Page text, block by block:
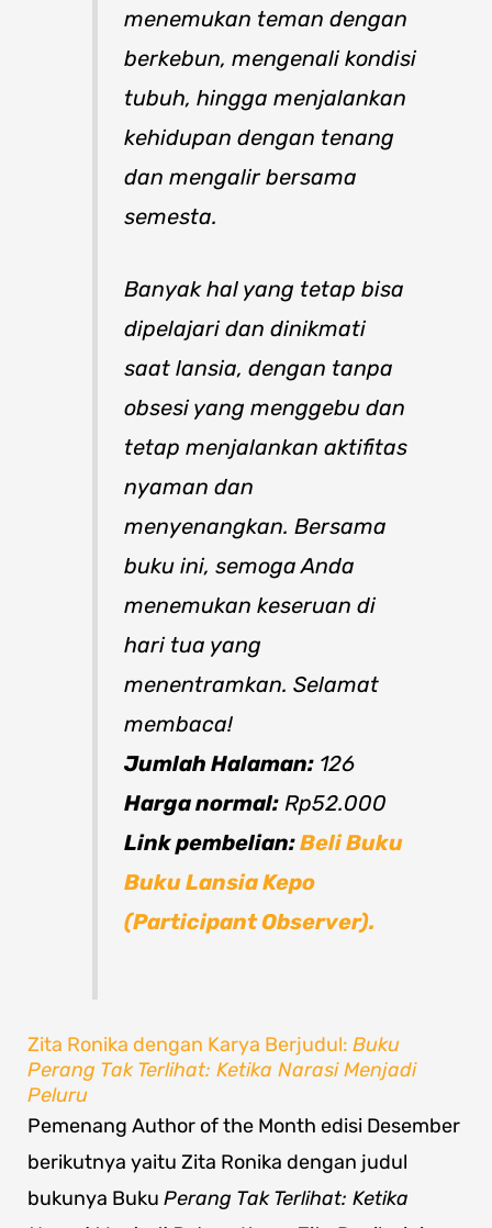
menemukan teman dengan
berkebun, mengenali kondisi
tubuh, hingga menjalankan
kehidupan dengan tenang
dan mengalir bersama
semesta.
Banyak hal yang tetap bisa
dipelajari dan dinikmati
saat lansia, dengan tanpa
obsesi yang menggebu dan
tetap menjalankan aktifitas
nyaman dan
menyenangkan. Bersama
buku ini, semoga Anda
menemukan keseruan di
hari tua yang
menentramkan. Selamat
membaca!
Jumlah Halaman: 126
Harga normal: Rp52.000
Link pembelian:Beli Buku
Buku Lansia Kepo
(Participant Observer).
Zita Ronika dengan Karya Berjudul: Buku
Perang Tak Terlihat: Ketika Narasi Menjadi
Peluru
Pemenang Author of the Month edisi Desember
berikutnya yaitu Zita Ronika dengan judul
bukunya Buku Perang Tak Terlihat: Ketika